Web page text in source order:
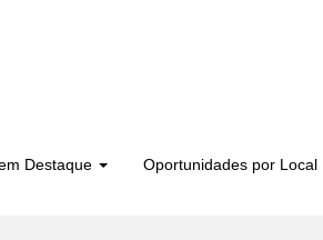
Destaque Oportunidades por Local